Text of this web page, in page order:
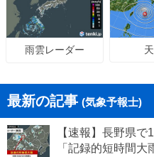
雨雲レーダー
最新の記事 (気象予報士)
【速報】長野県
「記録的短時間大